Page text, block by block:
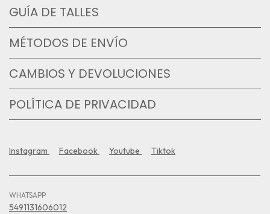
GUÍA DE TALLES
MÉTODOS DE ENVÍO
CAMBIOS Y DEVOLUCIONES
POLÍTICA DE PRIVACIDAD
Instagram Facebook Youtube Tiktok
WHATSAPP
5491131606012